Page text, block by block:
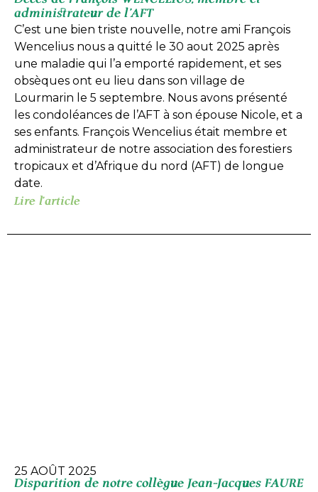
administrateur de l’AFT
C’est une bien triste nouvelle, notre ami François
Wencelius nous a quitté le 30 aout 2025 après
une maladie qui l’a emporté rapidement, et ses
obsèques ont eu lieu dans son village de
Lourmarin le 5 septembre. Nous avons présenté
les condoléances de l’AFT à son épouse Nicole, et a
ses enfants. François Wencelius était membre et
administrateur de notre association des forestiers
tropicaux et d’Afrique du nord (AFT) de longue
date.
Lire l'article
25 AOÛT 2025
Disparition de notre collègue Jean-Jacques FAURE